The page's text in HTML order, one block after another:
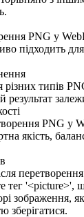
PNG у
підходить
різних типів
PNG у
якість,
тег '<picture>',
зображення,
зберігатися.